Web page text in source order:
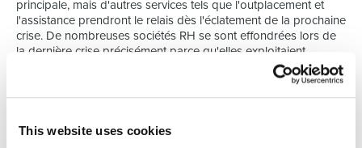
This website uses cookies
principale, mais d'autres services tels que l'outplacement et
l'assistance prendront le relais dès l'éclatement de la prochaine
crise. De nombreuses sociétés RH se sont effondrées lors de
la dernière crise précisément parce qu'elles exploitaient
uniquement ce flux entrant. » La révolution numérique
contribue également à la popularité croissante de cette
demande. Les procédés automatisés permettant de
toujours plus nombreux.